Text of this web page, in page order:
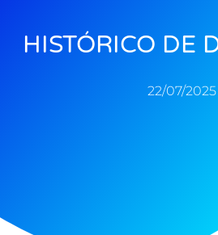
HISTÓRICO DE
22/07/2025